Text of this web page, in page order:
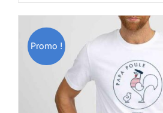
45,00 €.
produit
a
plusieurs
variations.
Les
Promo !